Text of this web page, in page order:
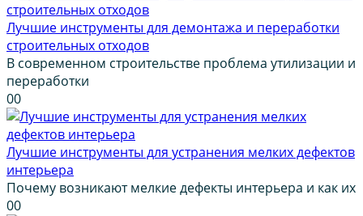
Лучшие инструменты для демонтажа и переработки
строительных отходов
В современном строительстве проблема утилизации и
переработки
00
Лучшие инструменты для устранения мелких дефектов
интерьера
Почему возникают мелкие дефекты интерьера и как их
00